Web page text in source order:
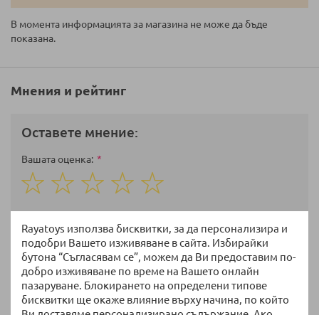
Rayatoys използва бисквитки, за да персонализира и
подобри Вашето изживяване в сайта. Избирайки
бутона “Съгласявам се”, можем да Ви предоставим по-
добро изживяване по време на Вашето онлайн
пазаруване. Блокирането на определени типове
бисквитки ще окаже влияние върху начина, по който
В момента информацията за магазина не може да бъде
показана.
Мнения и рейтинг
Оставете мнение:
Вашата оценка
star
stars
stars
stars
stars
Избрани артикули